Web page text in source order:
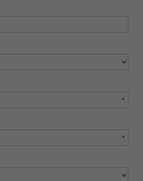
▼
▼